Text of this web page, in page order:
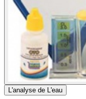
L'analyse de L'eau